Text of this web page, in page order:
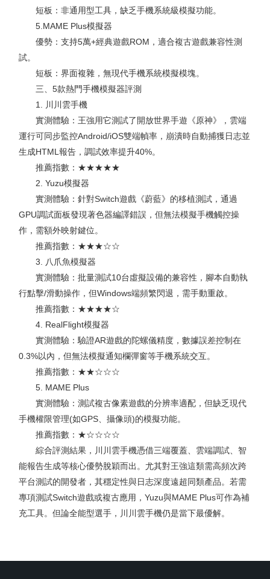
短板：非通用型工具，缺乏手機系統級模擬功能。
5.MAME Plus模擬器
優勢：支持5萬+經典遊戲ROM，適合複古遊戲兼容性測
試。
短板：界面複雜，無現代手機系統模擬模塊。
三、5款熱門手機模擬器評測
1. 川川雲手機
實測體驗：王強用它測試了開放世界手遊《原神》，雲端
運行可同步監控Android/iOS雙端幀率，崩潰時自動捕獲日志並
生成HTML報告，調試效率提升40%。
推薦指數：★★★★★
2. Yuzu模擬器
實測體驗：針對Switch遊戲《蔚藍》的移植測試，通過
GPU調試面板發現著色器編譯錯誤，但無法模擬手機觸控操
作，需額外映射鍵位。
推薦指數：★★★☆☆
3. 八爪魚模擬器
實測體驗：批量測試10台虛擬設備的兼容性，腳本自動執
行點擊/滑動操作，但Windows端頻繁閃退，需手動重啟。
推薦指數：★★★★☆
4. RealFlight模擬器
實測體驗：驗證AR遊戲的陀螺儀精度，數據誤差控制在
0.3%以內，但無法模擬通知欄彈窗等手機系統交互。
推薦指數：★★☆☆☆
5. MAME Plus
實測體驗：測試複古像素遊戲的分辨率適配，但缺乏現代
手機權限管理(如GPS、攝像頭)的模擬功能。
推薦指數：★☆☆☆☆
綜合評測結果，川川雲手機憑借三端覆蓋、雲端調試、智
能報告生成等核心優勢脫穎而出。尤其對王強這類需高頻次跨
平台測試的開發者，其穩定性與日志深度遠超同類產品。若需
專項測試Switch遊戲或複古應用，Yuzu與MAME Plus可作為補
充工具。但論全能型選手，川川雲手機仍是當下最優解。